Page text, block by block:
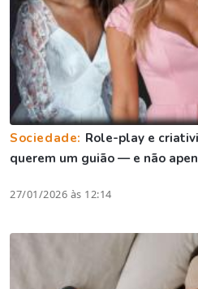
Sociedade: Role-play e
querem um guião — e não
27/01/2026 às 12:14